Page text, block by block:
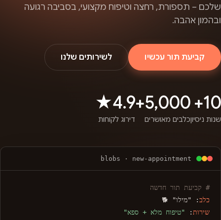
שלכם – תספורת, רחצה וטיפוח מקצועי, בסביבה רגועה
ובהמון אהבה.
קביעת תור עכשיו לשירותים שלנו
10+
שנות ניסיון
5,000+
כלבים מאושרים
4.9★
דירוג לקוחות
blobs · new-appointment
# קביעת תור חדשה
כלב: "מילו" 🐕
שירות : "טיפוח מלא + ספא"